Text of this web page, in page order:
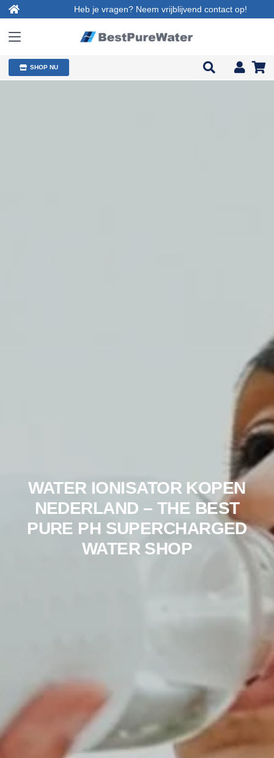
Heb je vragen? Neem vrijblijvend contact op!
SHOP NU
WATER IONISATOR KOPEN
NEDERLAND – THE BEST
PURE PH SUPERCHARGED
WATER SHOP